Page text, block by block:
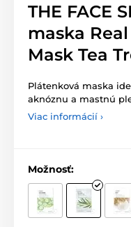
THE FACE
maska
Mask Tea
Plátenková maska
aknóznu a mastnú
Viac informácií ›
Možnosť: